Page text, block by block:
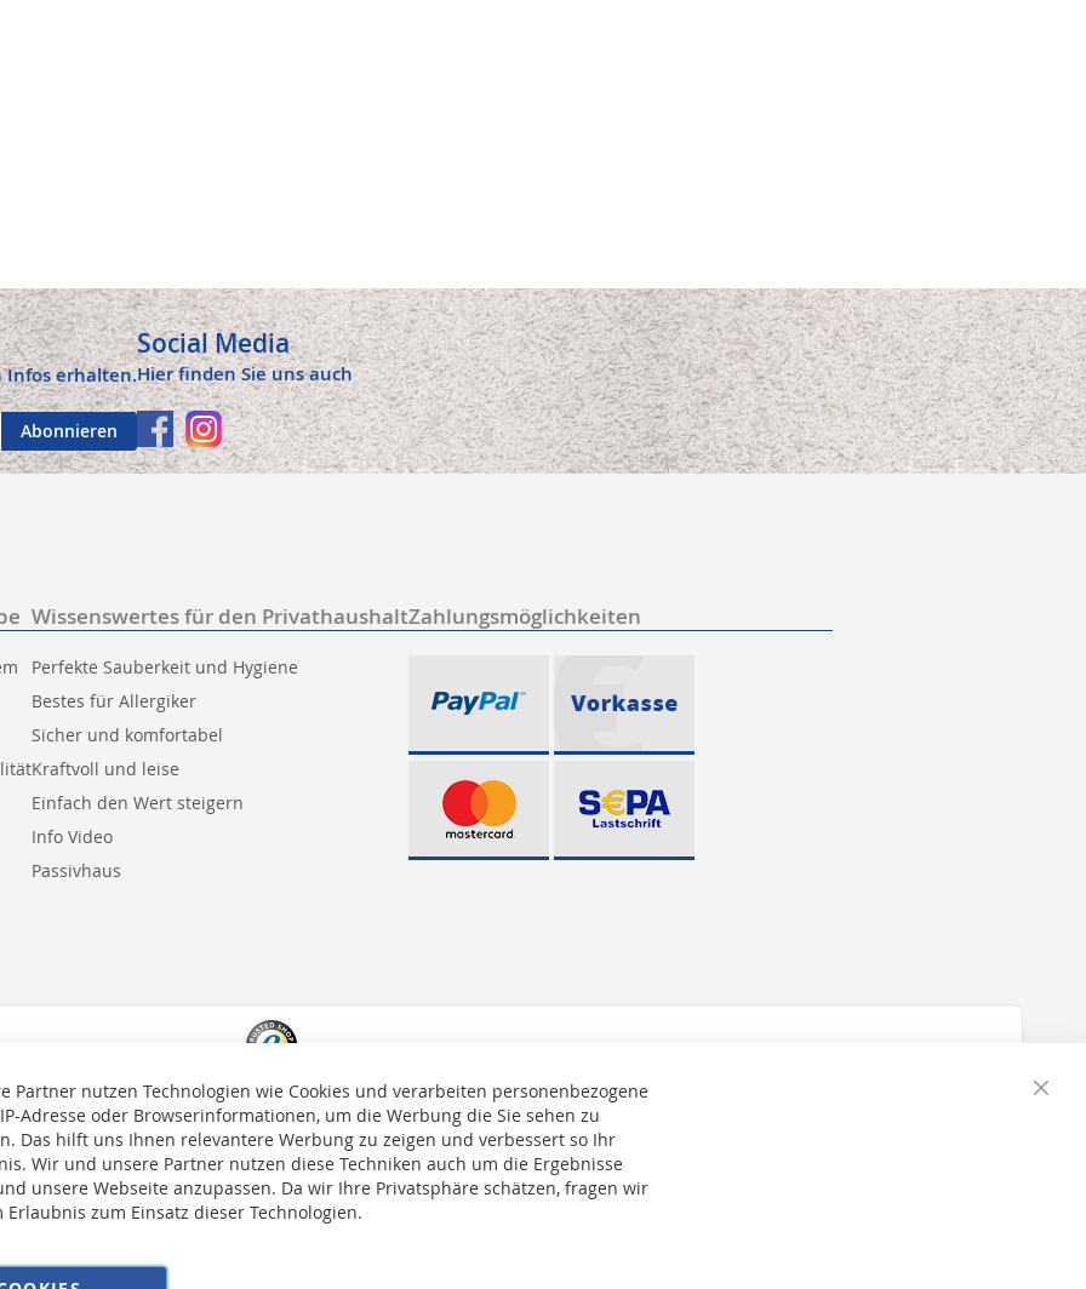
Infos erhalten.
Abonnieren
Social Media
Hier finden Sie uns auch
Wissenswertes für den Privathaushalt
Perfekte Sauberkeit und Hygiene
Bestes für Allergiker
Sicher und komfortabel
Kraftvoll und leise
Einfach den Wert steigern
Info Video
Passivhaus
Zahlungsmöglichkeiten
Partner nutzen Technologien wie Cookies und verarbeiten personenbezogene
Adresse oder Browserinformationen, um die Werbung die Sie sehen zu
Das hilft uns Ihnen relevantere Werbung zu zeigen und verbessert so Ihr
Wir und unsere Partner nutzen diese Techniken auch um die Ergebnisse
unsere Webseite anzupassen. Da wir Ihre Privatsphäre schätzen, fragen wir
zum Einsatz dieser Technologien.